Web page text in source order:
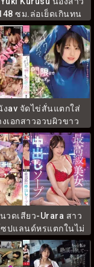
ซม.ล่อเย็ดเกินทน
MIDA-718
งav จัดไข่สั่นแตกใส่
เอกสาวอวบผิวขาว
CAWD-410
วดเสียว-Urara สาว
ปแลนด์หรูแตกในไม่
ยั้ง IENF-427